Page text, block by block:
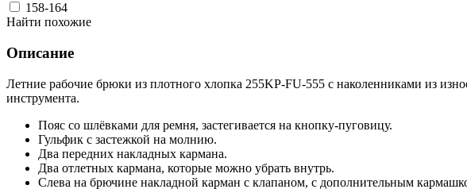
158-164
Найти похожие
Описание
Летние рабочие брюки из плотного хлопка 255KP-FU-555 с наколенниками из
инструмента.
Пояс со шлёвками для ремня, застегивается на кнопку-пуговицу.
Гульфик с застежкой на молнию.
Два передних накладных кармана.
Два отлетных кармана, которые можно убрать внутрь.
Слева на брючине накладной карман с клапаном, с дополнительным